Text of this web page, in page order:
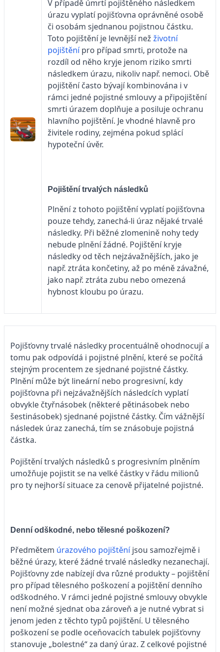
V případě úmrtí pojištěného následkem
úrazu vyplatí pojišťovna oprávněné osobě
či osobám sjednanou pojistnou částku.
Toto pojištění je levnější než životní
pojištěnípro případ smrti, protože na
rozdíl od něho kryje jenom riziko smrti
následkem úrazu, nikoliv např. nemoci. Obě
pojištění často bývají kombinována i v
rámci jedné pojistné smlouvy a připojištění
smrti úrazem doplňuje a posiluje ochranu
hlavního pojištění. Je vhodné hlavně pro
živitele rodiny, zejména pokud splácí
hypoteční úvěr.
Pojištění trvalých následků
Plnění z tohoto pojištění vyplatí pojišťovna
pouze tehdy, zanechá-li úraz nějaké trvalé
následky. Při běžné zlomenině nohy tedy
nebude plnění žádné. Pojištění kryje
následky od těch nejzávažnějších, jako je
např. ztráta končetiny, až po méně závažné,
jako např. ztráta zubu nebo omezená
hybnost kloubu po úrazu.
Pojišťovny trvalé následky procentuálně ohodnocují a
tomu pak odpovídá i pojistné plnění, které se počítá
stejným procentem ze sjednané pojistné částky.
Plnění může být lineární nebo progresivní, kdy
pojišťovna při nejzávažnějších následcích vyplatí
obvykle čtyřnásobek (některé pětinásobek nebo
šestinásobek) sjednané pojistné částky. Čím vážnější
následek úraz zanechá, tím se znásobuje pojistná
částka.
Pojištění trvalých následků s progresivním plněním
umožňuje pojistit se na velké částky v řádu milionů
pro ty nejhorší situace za cenově přijatelné pojistné.
Denní odškodné, nebo tělesné poškození?
Předmětem úrazového pojištěníjsou samozřejmě i
běžné úrazy, které žádné trvalé následky nezanechají.
Pojišťovny zde nabízejí dva různé produkty – pojištění
pro případ tělesného poškození a pojištění denního
odškodného. V rámci jedné pojistné smlouvy obvykle
není možné sjednat oba zároveň a je nutné vybrat si
jenom jeden z těchto typů pojištění. U tělesného
poškození se podle oceňovacích tabulek pojišťovny
stanovuje „bolestné“ za daný úraz. Z celkové pojistné